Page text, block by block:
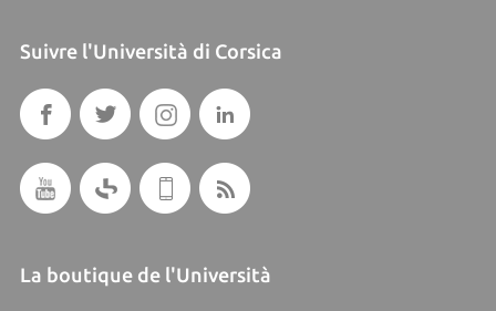
Suivre l'Università di Corsica
La boutique de l'Università